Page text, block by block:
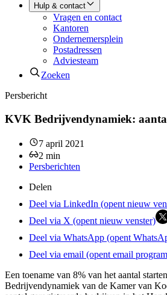
Hulp & contact
Vragen en contact
Kantoren
Ondernemersplein
Postadressen
Adviesteam
Zoeken
Persbericht
KVK Bedrijvendynamiek:
7 april 2021
2 min
Persberichten
Delen
Deel via LinkedIn (opent nieuw
Deel via X (opent nieuw venster)
Deel via WhatsApp (opent
Deel via email (opent email
Een toename van 8% van het aantal
Bedrijvendynamiek van de Kamer van